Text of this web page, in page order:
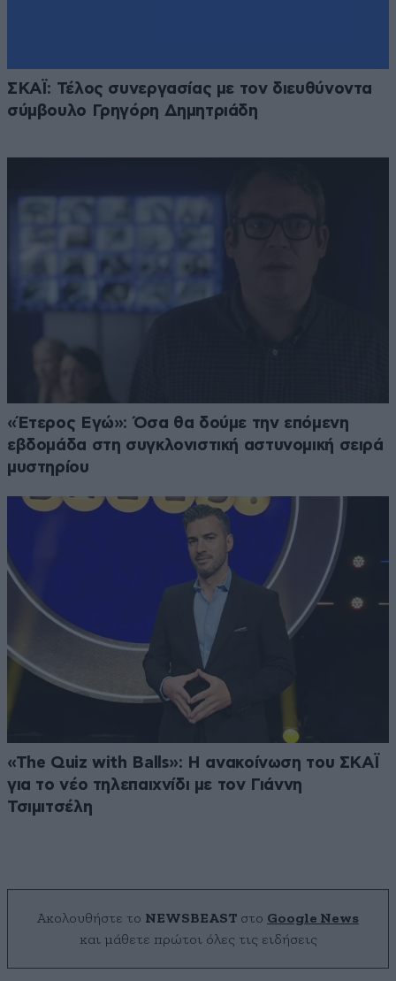
ΣΚΑΪ: Τέλος συνεργασίας με τον διευθύνοντα
σύμβουλο Γρηγόρη Δημητριάδη
«Έτερος Εγώ»: Όσα θα δούμε την επόμενη
εβδομάδα στη συγκλονιστική αστυνομική σειρά
μυστηρίου
«The Quiz with Balls»: Η ανακοίνωση του ΣΚΑΪ
για το νέο τηλεπαιχνίδι με τον Γιάννη
Τσιμιτσέλη
Ακολουθήστε το NEWSBEAST στο Google News
και μάθετε πρώτοι όλες τις ειδήσεις